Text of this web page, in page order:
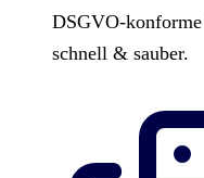
DSGVO-konforme
schnell & sauber.